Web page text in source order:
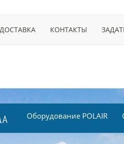
КОНТАКТЫ
Оборудование POLAIR